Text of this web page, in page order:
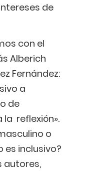
de
con el
Alberich
Fernández:
a
de
reflexión».
o
es inclusivo?
autores,